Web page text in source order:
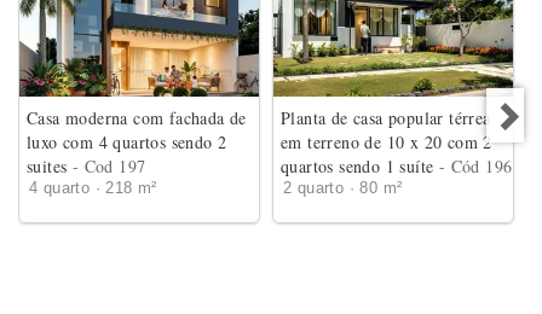
Casa moderna com fachada de
luxo com 4 quartos sendo 2
suites - Cod 197
4 quarto · 218 m²
Planta de casa popular térrea
em terreno de 10 x 20 com 2
quartos sendo 1 suíte - Cód 196
2 quarto · 80 m²